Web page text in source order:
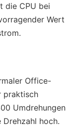
die CPU bei
Wert
Office-
praktisch
Umdrehungen
hoch.